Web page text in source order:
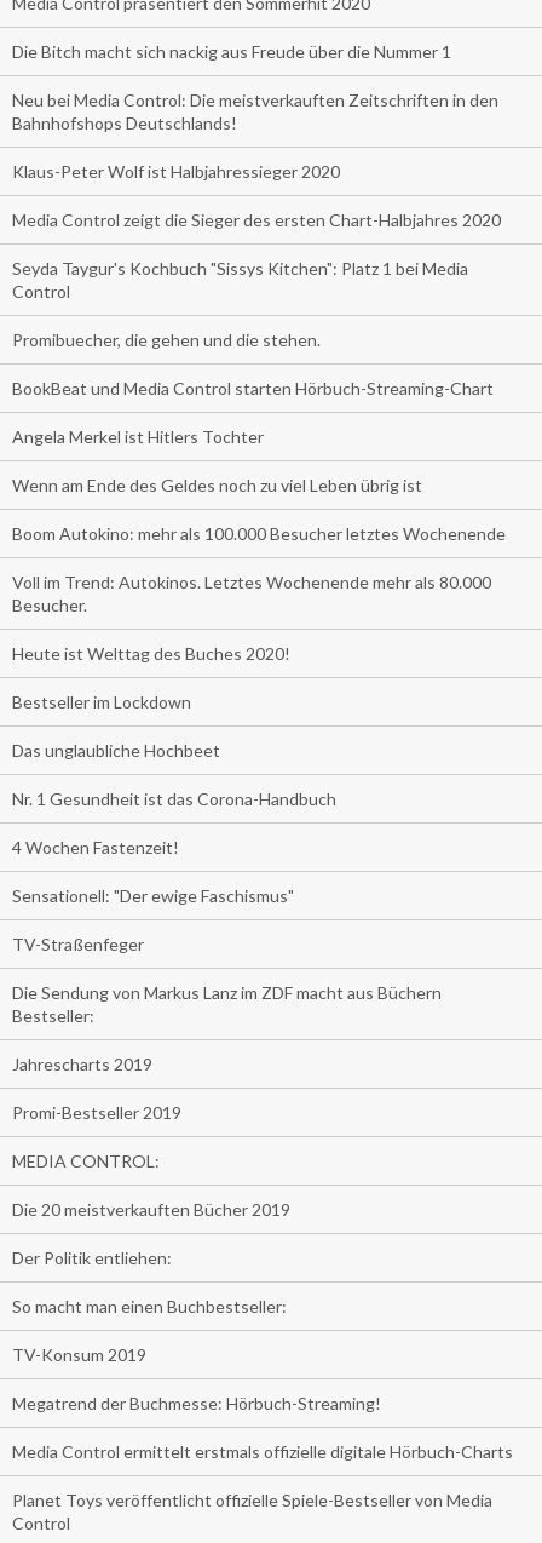
Die Bitch macht sich nackig aus Freude über die Nummer 1
Neu bei Media Control: Die meistverkauften Zeitschriften in den
Bahnhofshops Deutschlands!
Klaus-Peter Wolf ist Halbjahressieger 2020
Media Control zeigt die Sieger des ersten Chart-Halbjahres 2020
Seyda Taygur's Kochbuch "Sissys Kitchen": Platz 1 bei Media
Control
Promibuecher, die gehen und die stehen.
BookBeat und Media Control starten Hörbuch-Streaming-Chart
Angela Merkel ist Hitlers Tochter
Wenn am Ende des Geldes noch zu viel Leben übrig ist
Boom Autokino: mehr als 100.000 Besucher letztes Wochenende
Voll im Trend: Autokinos. Letztes Wochenende mehr als 80.000
Besucher.
Heute ist Welttag des Buches 2020!
Bestseller im Lockdown
Das unglaubliche Hochbeet
Nr. 1 Gesundheit ist das Corona-Handbuch
4 Wochen Fastenzeit!
Sensationell: "Der ewige Faschismus"
TV-Straßenfeger
Die Sendung von Markus Lanz im ZDF macht aus Büchern
Bestseller:
Jahrescharts 2019
Promi-Bestseller 2019
MEDIA CONTROL:
Die 20 meistverkauften Bücher 2019
Der Politik entliehen:
So macht man einen Buchbestseller:
TV-Konsum 2019
Megatrend der Buchmesse: Hörbuch-Streaming!
Media Control ermittelt erstmals offizielle digitale Hörbuch-Charts
Planet Toys veröffentlicht offizielle Spiele-Bestseller von Media
Control